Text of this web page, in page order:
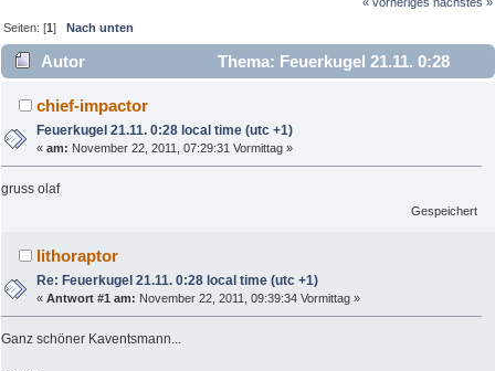
Seiten: [1]Nach unten
Autor
Thema: Feuerkugel 21.11. 0:28
local time (utc +1) (Gelesen 3965 mal)
chief-impactor
Feuerkugel 21.11. 0:28 local time (utc +1)
«am: November 22, 2011, 07:29:31 Vormittag »
gruss olaf
Gespeichert
lithoraptor
Re: Feuerkugel 21.11. 0:28 local time (utc +1)
«Antwort #1 am: November 22, 2011, 09:39:34 Vormittag »
Ganz schöner Kaventsmann...